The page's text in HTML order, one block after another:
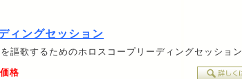
ィングセッション
謳歌するためのホロスコープリーディングセッション
格